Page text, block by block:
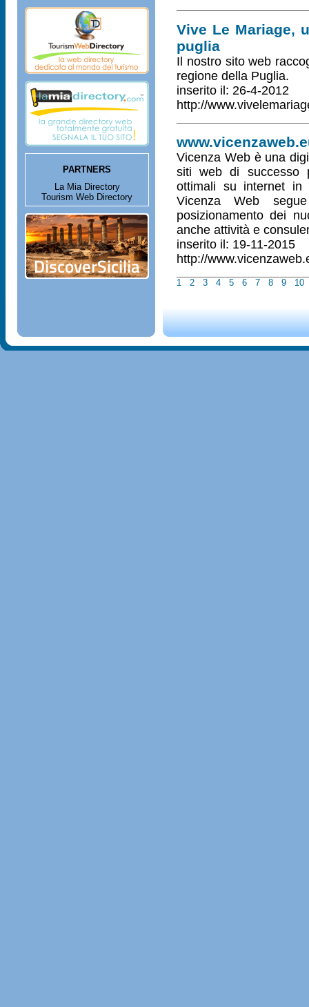
PARTNERS
La Mia Directory
Tourism Web Directory
Vive Le Mariage,
puglia
Il nostro sito web
regione della Puglia.
inserito il: 26-4-2012
http://
Vicenza Web è una
siti web di successo
ottimali su internet
Vicenza Web
posizionamento dei
anche attività e
inserito il: 19-11-2015
http://
1 2 3 4 5 6 7 8 9 10